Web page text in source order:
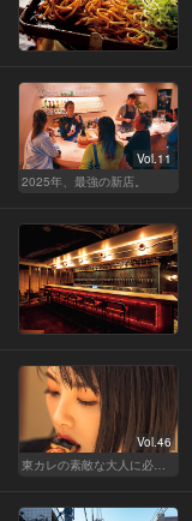
Vol.11
2025年、最強の新店。
Vol.46
東カレの素敵な大人に必要なこと